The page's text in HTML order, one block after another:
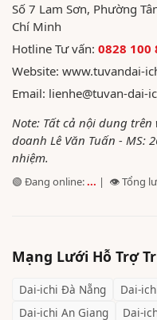
Số 7 Lam Sơn, Phường
Chí Minh
Hotline Tư vấn: 0828 100
Website: www.tuvandai-
Email: lienhe@tuvan-dai-
Note: Tất cả nội dung trên
doanh Lê Văn Tuấn - MS:
nhiệm.
🟢 Đang online:... | 👁️ Tổng
Mạng Lưới Hỗ Trợ
Dai-ichi Đà Nẵng Dai-
Dai-ichi An Giang Dai-